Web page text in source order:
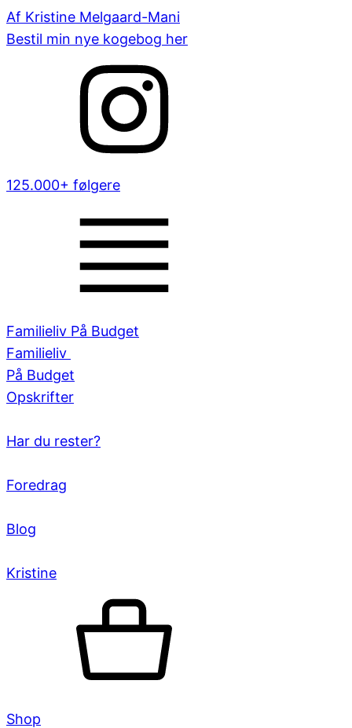
Af Kristine Melgaard-Mani
Bestil min nye kogebog her
125.000+ følgere
Familieliv På Budget
Familieliv
På Budget
Opskrifter
Har du rester?
Foredrag
Blog
Kristine
Shop